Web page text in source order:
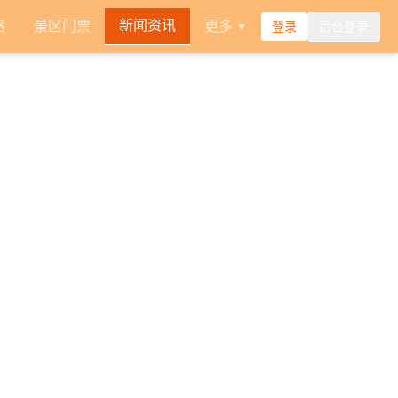
景区门票 新闻资讯 更多 ▼ 登录